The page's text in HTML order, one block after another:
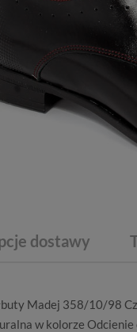
dostawy
Madej 358/10/98
w kolorze Odcienie